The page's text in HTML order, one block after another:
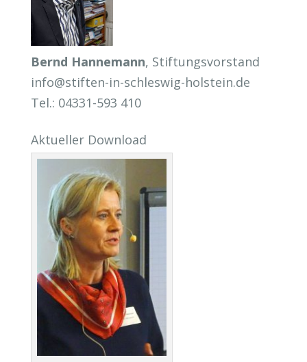
Bernd Hannemann, Stiftungsvorstand
info@stiften-in-schleswig-holstein.de
Tel.: 04331-593 410
Aktueller Download